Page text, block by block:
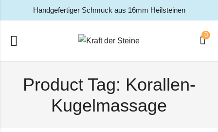
Handgefertiger Schmuck aus 16mm Heilsteinen
0
Product Tag: Korallen-
Kugelmassage